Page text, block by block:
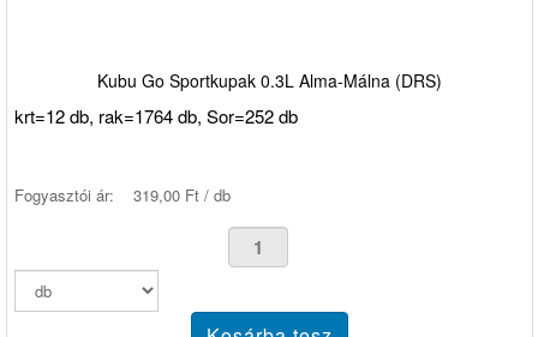
Kubu Go Sportkupak 0.3L Alma-Málna (DRS)
krt=12 db, rak=1764 db, Sor=252 db
Fogyasztói ár: 319,00 Ft / db